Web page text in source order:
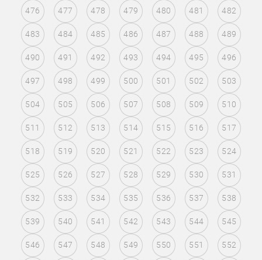
476 477 478 479 480 481 482
483 484 485 486 487 488 489
490 491 492 493 494 495 496
497 498 499 500 501 502 503
504 505 506 507 508 509 510
511 512 513 514 515 516 517
518 519 520 521 522 523 524
525 526 527 528 529 530 531
532 533 534 535 536 537 538
539 540 541 542 543 544 545
546 547 548 549 550 551 552